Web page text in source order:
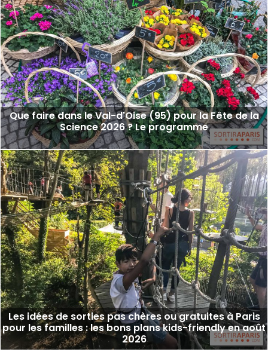
Que faire dans le Val-d'Oise (95) pour la Fête de la
Science 2026 ? Le programme
Les idées de sorties pas chères ou gratuites à Paris
pour les familles : les bons plans kids-friendly en août
2026